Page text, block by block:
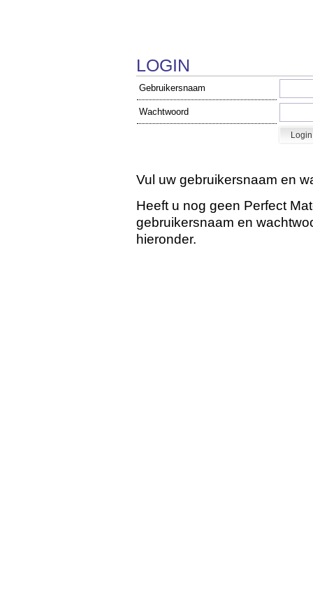
LOGIN
Gebruikersnaam
Wachtwoord
Vul uw gebruikersnaam en
Heeft u nog geen Perfect
gebruikersnaam en
hieronder.